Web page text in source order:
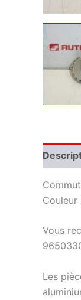
Couleur
Vous
Les